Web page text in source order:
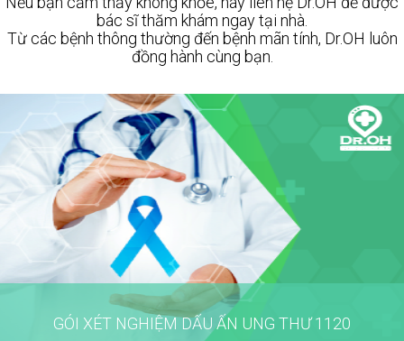
CHÚNG TÔI LUÔN KHÔNG NGỪNG CẢI TIẾN ĐỂ MANG ĐẾN CÁC DỊCH VỤ Y TẾ
TỐT NHẤT
VÌ LỢI ÍCH SỨC KHỎE CỦA NGƯỜI SỬ DỤNG
bác sĩ thăm khám ngay tại nhà.
Từ các bệnh thông thường đến bệnh mãn tính, Dr.OH luôn
đồng hành cùng bạn.
GÓI XÉT NGHIỆM DẤU ẤN UNG THƯ 1120